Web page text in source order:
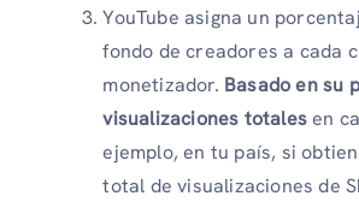
YouTube asigna un
fondo de creadores a cada
monetizador. Basado en su
visualizaciones totalesen
ejemplo, en tu país, si
total de visualizaciones de